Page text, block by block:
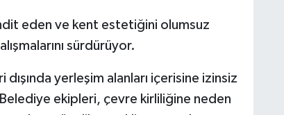
eden ve kent estetiğini olumsuz
sürdürüyor.
yerleşim alanları içerisine izinsiz
Belediye ekipleri, çevre kirliliğine neden